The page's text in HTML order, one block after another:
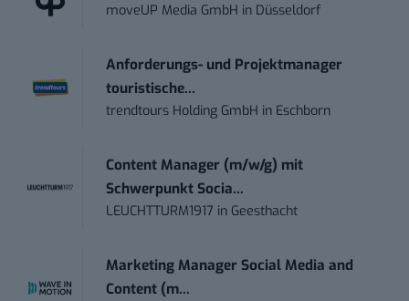
moveUP Media GmbH in Düsseldorf
Anforderungs- und Projektmanager
touristische...
trendtours Holding GmbH in Eschborn
Content Manager (m/w/g) mit
Schwerpunkt Socia...
LEUCHTTURM1917 in Geesthacht
Marketing Manager Social Media and
Content (m...